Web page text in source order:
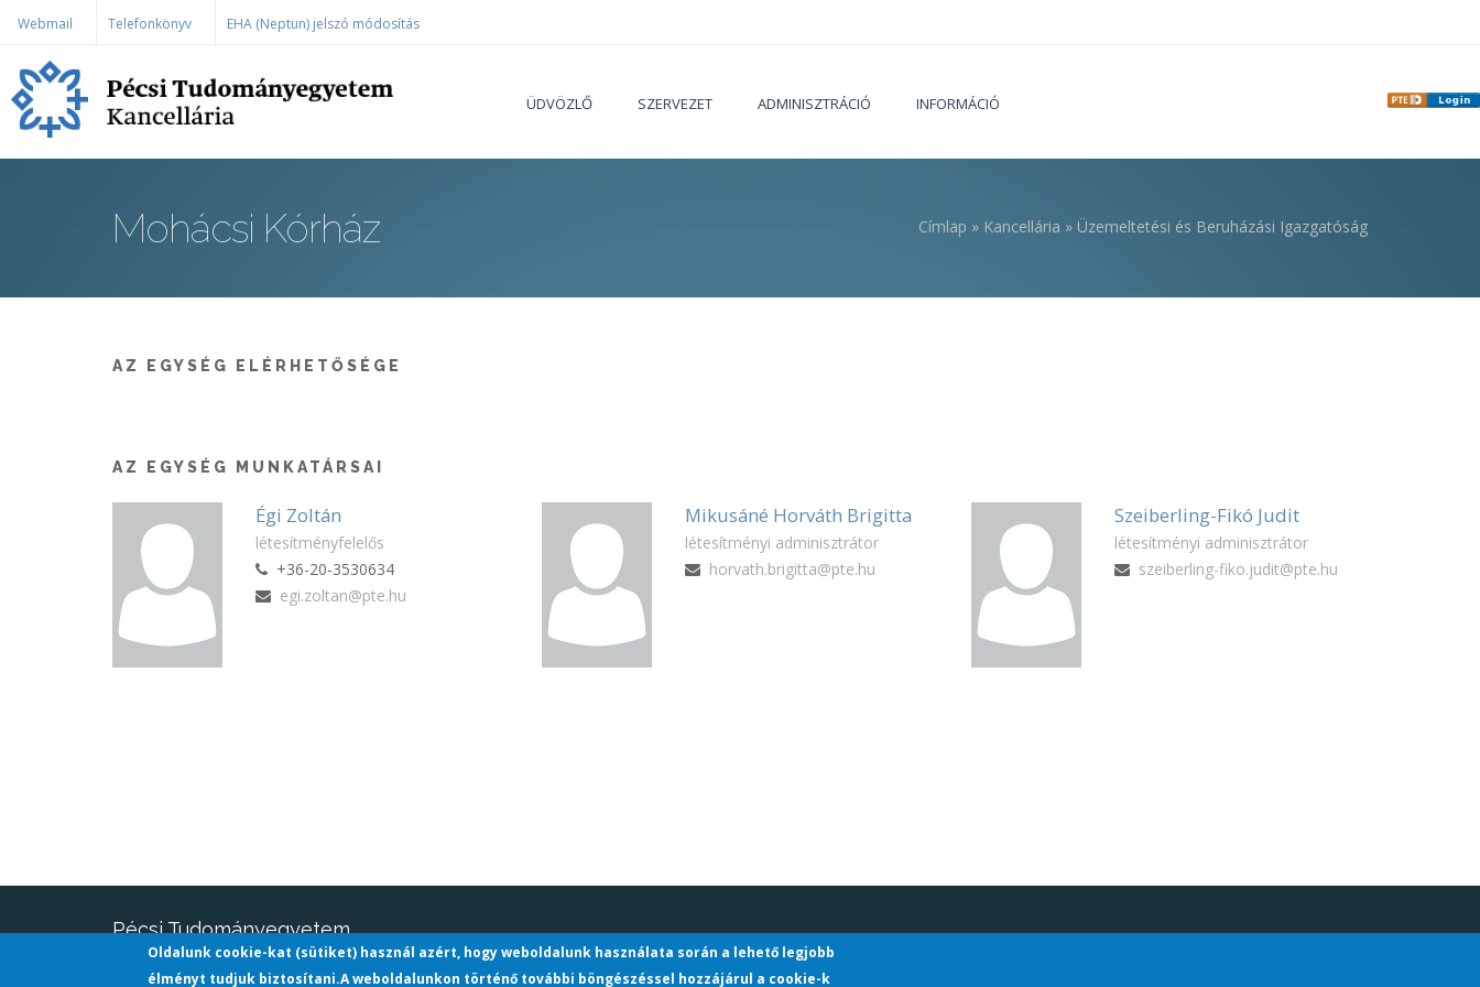
Ugrás a tartalomra
Webmail Telefonkönyv EHA (Neptun) jelszó módosítás
ÜDVÖZLŐ SZERVEZET ADMINISZTRÁCIÓ INFORMÁCIÓ
Mohácsi Kórház Címlap » Kancellária » Üzemeltetési és Beruházási Igazgatóság
AZ EGYSÉG ELÉRHETŐSÉGE
AZ EGYSÉG MUNKATÁRSAI
Égi Zoltán
létesítményfelelős
+36-20-3530634
egi.zoltan@pte.hu
Mikusáné Horváth Brigitta
létesítményi adminisztrátor
horvath.brigitta@pte.hu
Szeiberling-Fikó Judit
létesítményi adminisztrátor
szeiberling-fiko.judit@pte.hu
Pécsi Tudományegyetem
H-7622 Pécs, Vasvári Pál utca 4.
Oldalunk cookie-kat (sütiket) használ azért, hogy weboldalunk használata során a lehető legjobb
élményt tudjuk biztosítani.A weboldalunkon történő további böngészéssel hozzájárul a cookie-k